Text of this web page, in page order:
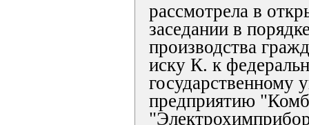
рассмотрела в
заседании в
производства
иску К. к
государственному
предприятию